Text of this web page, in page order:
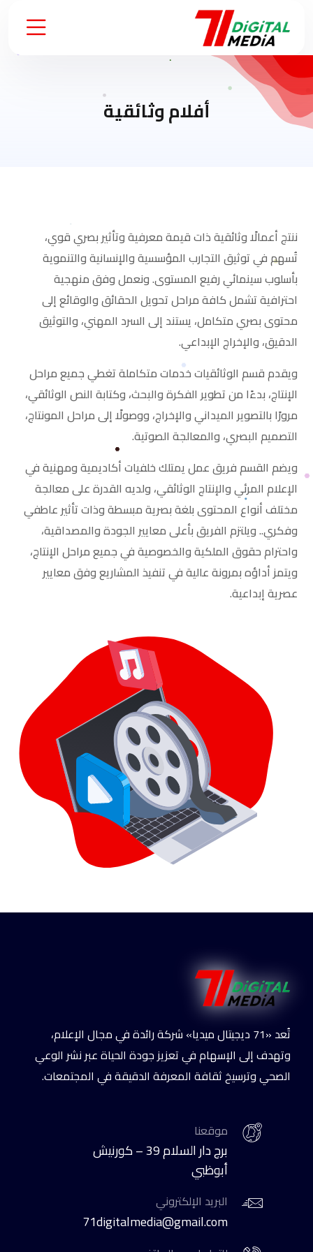
أفلام وثائقية
ننتج أعمالًا وثائقية ذات قيمة معرفية وتأثير بصري قوي،
تُسهم في توثيق التجارب المؤسسية والإنسانية والتنموية
بأسلوب سينمائي رفيع المستوى. ونعمل وفق منهجية
احترافية تشمل كافة مراحل تحويل الحقائق والوقائع إلى
محتوى بصري متكامل، يستند إلى السرد المهني، والتوثيق
الدقيق، والإخراج الإبداعي.
ويقدم قسم الوثائقيات خدمات متكاملة تغطي جميع مراحل
الإنتاج، بدءًا من تطوير الفكرة والبحث، وكتابة النص الوثائقي،
مرورًا بالتصوير الميداني والإخراج، ووصولًا إلى مراحل المونتاج،
التصميم البصري، والمعالجة الصوتية.
ويضم القسم فريق عمل يمتلك خلفيات أكاديمية ومهنية في
الإعلام المرئي والإنتاج الوثائقي، ولديه القدرة على معالجة
مختلف أنواع المحتوى بلغة بصرية مبسطة وذات تأثير عاطفي
وفكري.. ويلتزم الفريق بأعلى معايير الجودة والمصداقية،
واحترام حقوق الملكية والخصوصية في جميع مراحل الإنتاج،
ويتمز أداؤه بمرونة عالية في تنفيذ المشاريع وفق معايير
عصرية إبداعية.
تُعد «71 ديجيتال ميديا» شركة رائدة في مجال الإعلام،
وتهدف إلى الإسهام في تعزيز جودة الحياة عبر نشر الوعي
الصحي وترسيخ ثقافة المعرفة الدقيقة في المجتمعات.
موقعنا
برج دار السلام 39 – كورنيش
أبوظبي
البريد الإلكتروني
71digitalmedia@gmail.com